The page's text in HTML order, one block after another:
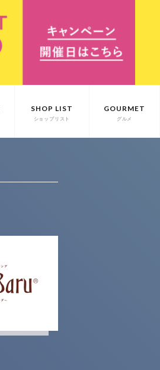
SHOP LIST
ショップリスト
GOURMET
グルメ